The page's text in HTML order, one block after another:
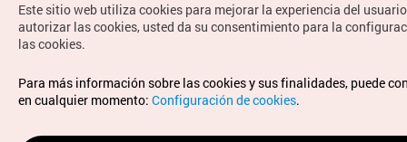
Copyrights © Organización de Turismo de Corea. Todos los
derechos reservados.
Para informes de errores y cuestiones relacionadas con el
sitio web, dirija sus consultas al correoelectrónico oficial:
Este sitio web utiliza cookies para mejorar la experiencia del
autorizar las cookies, usted da su consentimiento para la
las cookies.
Para más información sobre las cookies y sus finalidades, puede
en cualquier momento: Configuración de cookies.